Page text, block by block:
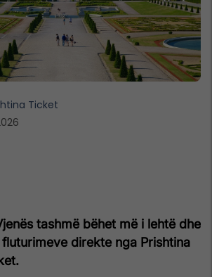
tashmë bëhet më i lehtë dhe
direkte nga Prishtina
Ticket